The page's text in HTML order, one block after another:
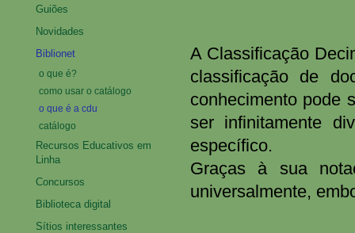
A Classificação
classificação de
conhecimento pode
ser infinitamente
específico.
Graças à sua
universalmente,
Guiões
Novidades
Biblionet
o que é?
como usar o catálogo
o que é a cdu
catálogo
Recursos Educativos em
Linha
Concursos
Biblioteca digital
Sítios interessantes